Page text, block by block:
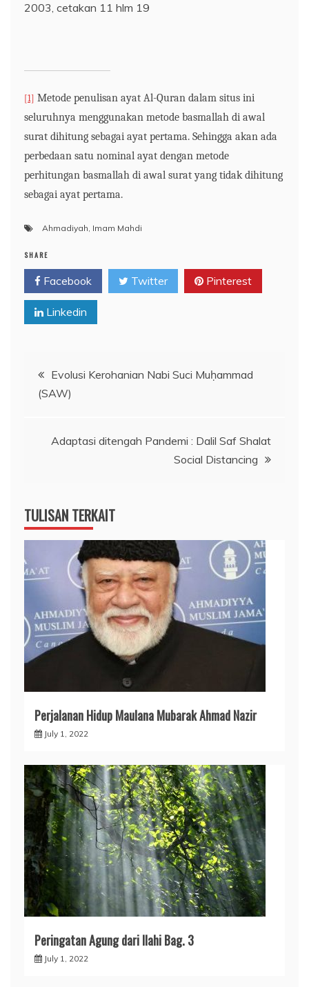
2003, cetakan 11 hlm 19
[1] Metode penulisan ayat Al-Quran dalam situs ini
seluruhnya menggunakan metode basmallah di awal
surat dihitung sebagai ayat pertama. Sehingga akan ada
perbedaan satu nominal ayat dengan metode
perhitungan basmallah di awal surat yang tidak dihitung
sebagai ayat pertama.
Ahmadiyah, Imam Mahdi
SHARE
Facebook Twitter Pinterest
Linkedin
Post
navigation
Evolusi Kerohanian Nabi Suci Muḥammad
(SAW)
Adaptasi ditengah Pandemi : Dalil Saf Shalat
Social Distancing
TULISAN TERKAIT
Perjalanan Hidup Maulana Mubarak Ahmad Nazir
July 1, 2022
Peringatan Agung dari Ilahi Bag. 3
July 1, 2022